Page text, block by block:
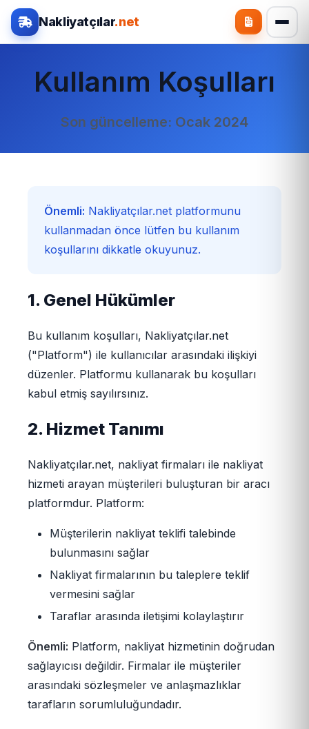
Nakliyatçılar.net
Kullanım Koşulları
Son güncelleme: Ocak 2024
Önemli: Nakliyatçılar.net platformunu
kullanmadan önce lütfen bu kullanım
koşullarını dikkatle okuyunuz.
1. Genel Hükümler
Bu kullanım koşulları, Nakliyatçılar.net
("Platform") ile kullanıcılar arasındaki ilişkiyi
düzenler. Platformu kullanarak bu koşulları
kabul etmiş sayılırsınız.
2. Hizmet Tanımı
Nakliyatçılar.net, nakliyat firmaları ile nakliyat
hizmeti arayan müşterileri buluşturan bir aracı
platformdur. Platform:
Müşterilerin nakliyat teklifi talebinde
bulunmasını sağlar
Nakliyat firmalarının bu taleplere teklif
vermesini sağlar
Taraflar arasında iletişimi kolaylaştırır
Önemli: Platform, nakliyat hizmetinin doğrudan
sağlayıcısı değildir. Firmalar ile müşteriler
arasındaki sözleşmeler ve anlaşmazlıklar
tarafların sorumluluğundadır.